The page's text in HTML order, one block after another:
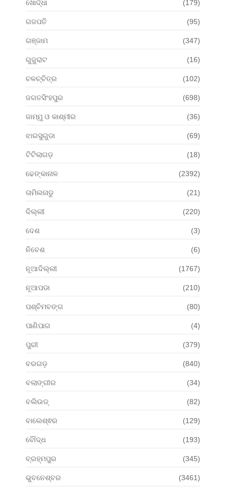
ଖୋର୍ଦ୍ଧା (179)
ଗଜପତି (95)
ଗଞ୍ଜାମ (347)
ଗୁଜୁରାଟ (16)
ଚଳଚ୍ଚିତ୍ର (102)
ଜଗତସିଂହପୁର (698)
ଜାମ୍ମୁ ଓ କାଶ୍ମୀର (36)
ଝାରସୁଗୁଡା (69)
ଟିଟିଲାଗଡ଼ (18)
ଢେଙ୍କାନାଳ (2392)
ତାମିଲନାଡୁ (21)
ଦିଲ୍ଲୀ (220)
ଦେଶ (3)
ନିବେଶ (6)
ନୂଆଦିଲ୍ଲୀ (1767)
ନୂଆପଡା (210)
ପଶ୍ଚିମବଙ୍ଗ (80)
ପାଣିପାଗ (4)
ପୁରୀ (379)
ବରଗଡ଼ (840)
ବଲାଙ୍ଗୀର (34)
ବଲିଉଡ୍ (82)
ବାଲେଶ୍ଵର (129)
ବୌଦ୍ଧ (193)
ବ୍ରହ୍ମପୁର (345)
ଭୁବନେଶ୍ବର (3461)